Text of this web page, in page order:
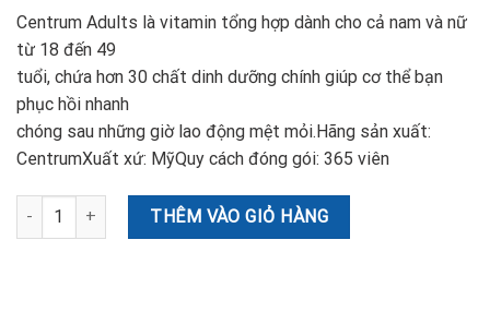
Centrum Adults là vitamin tổng hợp dành cho cả nam và nữ
từ 18 đến 49
tuổi, chứa hơn 30 chất dinh dưỡng chính giúp cơ thể bạn
phục hồi nhanh
chóng sau những giờ lao động mệt mỏi.Hãng sản xuất:
CentrumXuất xứ: MỹQuy cách đóng gói: 365 viên
Centrum Adults Vitamin tổng hợp cho Nam Nữ dưới 50 tuổi 425
THÊM VÀO GIỎ HÀNG